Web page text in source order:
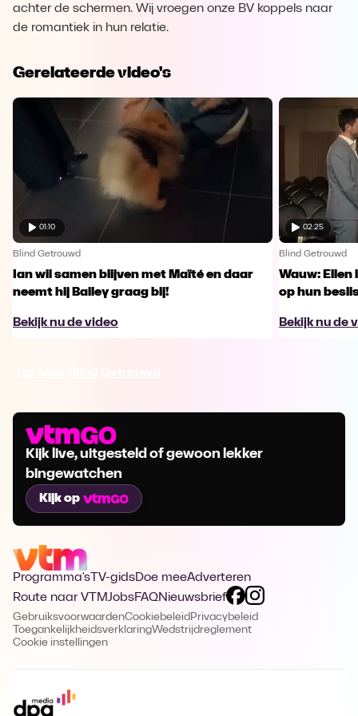
achter de schermen. Wij vroegen onze BV koppels naar
de romantiek in hun relatie.
Gerelateerde video's
01:10
Blind Getrouwd
Ian wil samen blijven met Maïté en daar
neemt hij Bailey graag bij!
Bekijk nu de video
02:25
Blind Getrouwd
Wauw:
op hun
Bekijk nu de
Kijk live, uitgesteld of gewoon lekker
bingewatchen
Kijk op
Programma's TV-gidsDoe meeAdverteren
Route naar VTMJobsFAQNieuwsbrief
GebruiksvoorwaardenCookiebeleid Privacybeleid
ToegankelijkheidsverklaringWedstrijdreglement
Cookie instellingen